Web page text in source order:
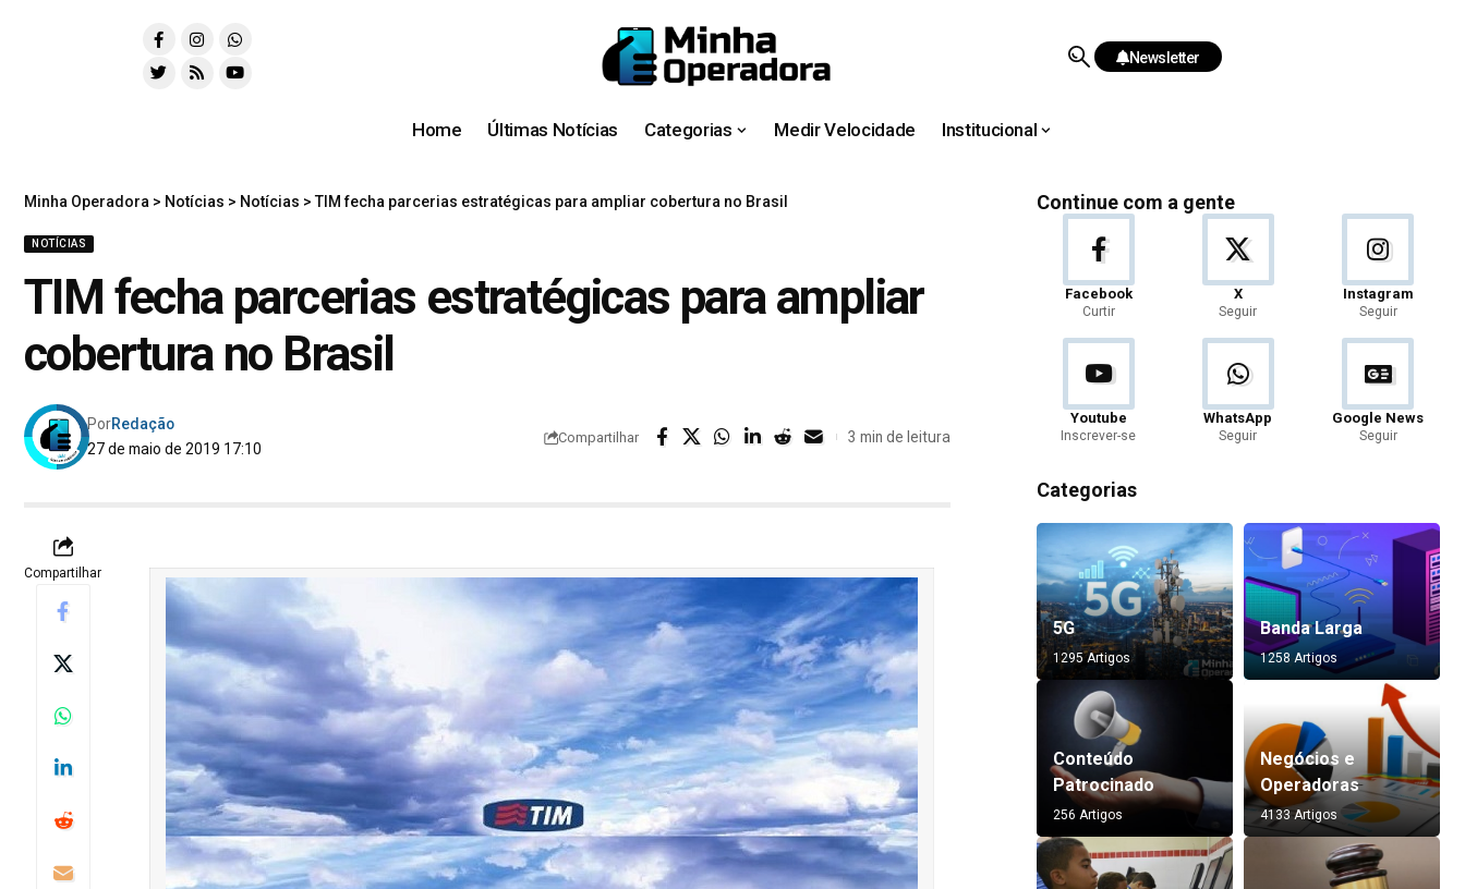
Newsletter
Home Últimas Notícias Categorias Medir Velocidade Institucional
Minha Operadora > Notícias > Notícias > TIM fecha parcerias estratégicas para ampliar cobertura no Brasil
NOTÍCIAS
TIM fecha parcerias estratégicas para ampliar
cobertura no Brasil
27 de maio de 2019 17:10
PorRedação
Compartilhar 3 min de leitura
Compartilhar
Continue com a gente
Facebook
Curtir
X
Seguir
Instagram
Seguir
Youtube
Inscrever-se
WhatsApp
Seguir
Google News
Seguir
Categorias
5G
1295 Artigos
Banda Larga
1258 Artigos
Conteúdo
Patrocinado
256 Artigos
Negócios e
Operadoras
4133 Artigos